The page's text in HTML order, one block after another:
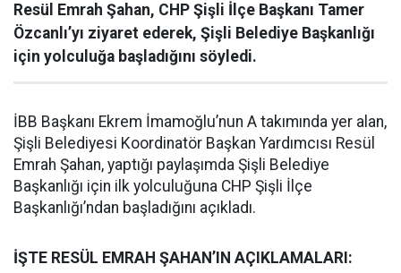
Resül Emrah Şahan, CHP Şişli İlçe Başkanı Tamer
Özcanlı’yı ziyaret ederek, Şişli Belediye Başkanlığı
için yolculuğa başladığını söyledi.
İBB Başkanı Ekrem İmamoğlu’nun A takımında yer alan,
Şişli Belediyesi Koordinatör Başkan Yardımcısı Resül
Emrah Şahan, yaptığı paylaşımda Şişli Belediye
Başkanlığı için ilk yolculuğuna CHP Şişli İlçe
Başkanlığı’ndan başladığını açıkladı.
İŞTE RESÜL EMRAH ŞAHAN’IN AÇIKLAMALARI: